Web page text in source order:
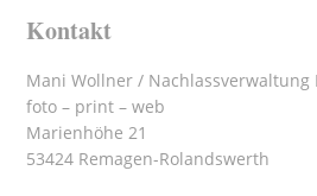
Kontakt
Mani Wollner / Nachlassverwaltung
foto – print – web
Marienhöhe 21
53424 Remagen-Rolandswerth